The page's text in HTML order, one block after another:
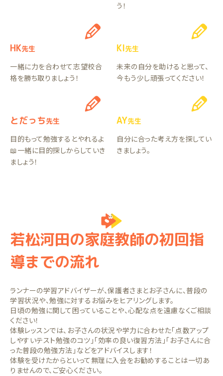
う！
HK先生
一緒に力を合わせて志望校合
格を勝ち取りましょう！
KI先生
未来の自分を助けると思って、
今もう少し頑張ってください！
とだっち先生
目的もって勉強するとやれるよ
📖一緒に目的探しからしていき
ましょう！
AY先生
自分に合った考え方を探してい
きましょう。
若松河田の家庭教師の初回指
導までの流れ
ランナーの学習アドバイザーが、保護者さまとお子さんに、普段の
学習状況や、勉強に対するお悩みをヒアリングします。
日頃の勉強に関して困っていることや、心配な点を遠慮なくご相談
ください！
体験レッスンでは、お子さんの状況や学力に合わせた「点数アップ
しやすいテスト勉強のコツ」「効率の良い復習方法」「お子さんに合
った普段の勉強方法」などをアドバイスします！
体験を受けたからといって無理に入会をお勧めすることは一切あ
りませんので、ご安心ください。